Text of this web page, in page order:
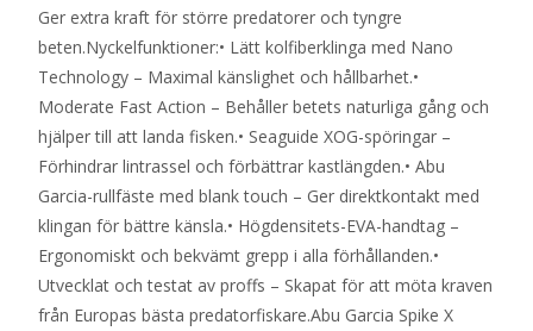
Ger extra kraft för större predatorer och tyngre
beten.Nyckelfunktioner:• Lätt kolfiberklinga med Nano
Technology – Maximal känslighet och hållbarhet.•
Moderate Fast Action – Behåller betets naturliga gång och
hjälper till att landa fisken.• Seaguide XOG-spöringar –
Förhindrar lintrassel och förbättrar kastlängden.• Abu
Garcia-rullfäste med blank touch – Ger direktkontakt med
klingan för bättre känsla.• Högdensitets-EVA-handtag –
Ergonomiskt och bekvämt grepp i alla förhållanden.•
Utvecklat och testat av proffs – Skapat för att möta kraven
från Europas bästa predatorfiskare.Abu Garcia Spike X